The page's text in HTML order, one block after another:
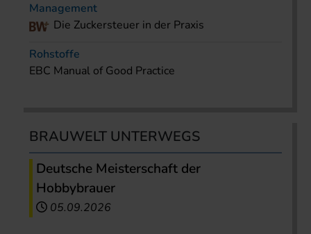
Management
Die Zuckersteuer in der Praxis
Rohstoffe
EBC Manual of Good Practice
BRAUWELT UNTERWEGS
Deutsche Meisterschaft der
Hobbybrauer
05.09.2026